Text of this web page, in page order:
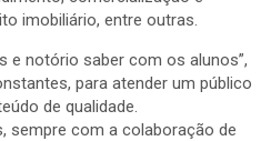
imobiliário, entre outras.
e notório saber com os alunos”,
para atender um público
de qualidade.
sempre com a colaboração de